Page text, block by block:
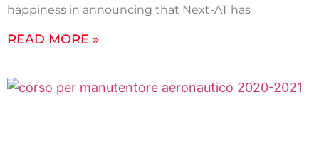
happiness in announcing that Next-AT has
READ MORE »